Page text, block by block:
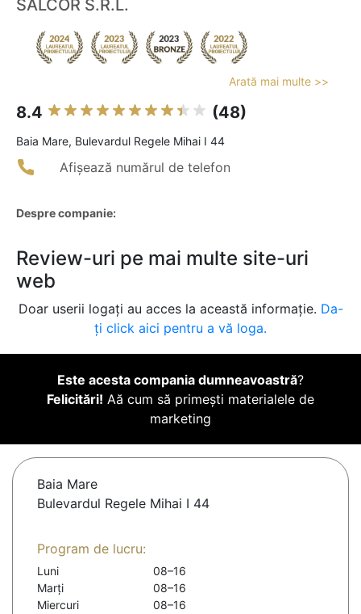
SALCOR S.R.L.
Arată mai multe >>
8.4 (48)
Baia Mare, Bulevardul Regele Mihai I 44
Afișează numărul de telefon
Despre companie:
Review-uri pe mai multe site-uri
web
Doar userii logați au acces la această informație. Da-
ți click aici pentru a vă loga.
Este acesta compania dumneavoastră?
Felicitări! Aă cum să primești materialele de
marketing
Baia Mare
Bulevardul Regele Mihai I 44
Program de lucru:
Luni
08–16
Marți
08–16
Miercuri
08–16